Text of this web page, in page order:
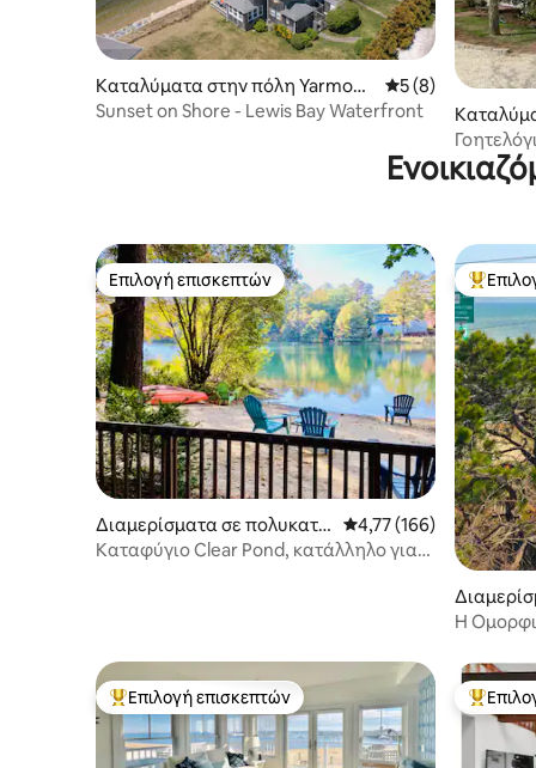
Καταλύματα στην πόλη Yarmout
h
Μέση
5 (8)
Sunset on Shore - Lewis Bay Waterfront
tham
Επιλογή επισκεπτών
Επιλογή επισκεπτών
Διαμερίσματα σε πολυκατο
ικία στην πόλη Πλύμουθ
Μέση βαθμολογία: 4,77
4,77 (166)
Καταφύγιο Clear Pond, κατάλληλο για
ικία
Η
Κορυφαία επιλογή επισκεπτών
Επιλογή επισκεπτών